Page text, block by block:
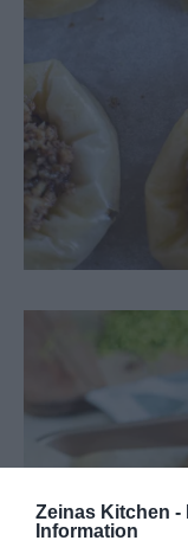
Zeinas Kitchen -
Information